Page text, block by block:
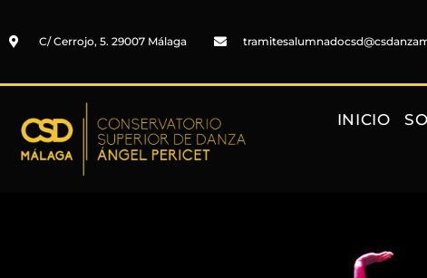
C/ Cerrojo, 5. 29007 Málaga
INICIO